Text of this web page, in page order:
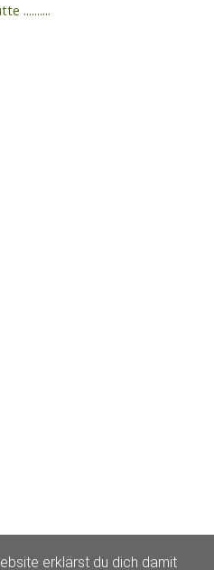
..........
erklärst du dich damit